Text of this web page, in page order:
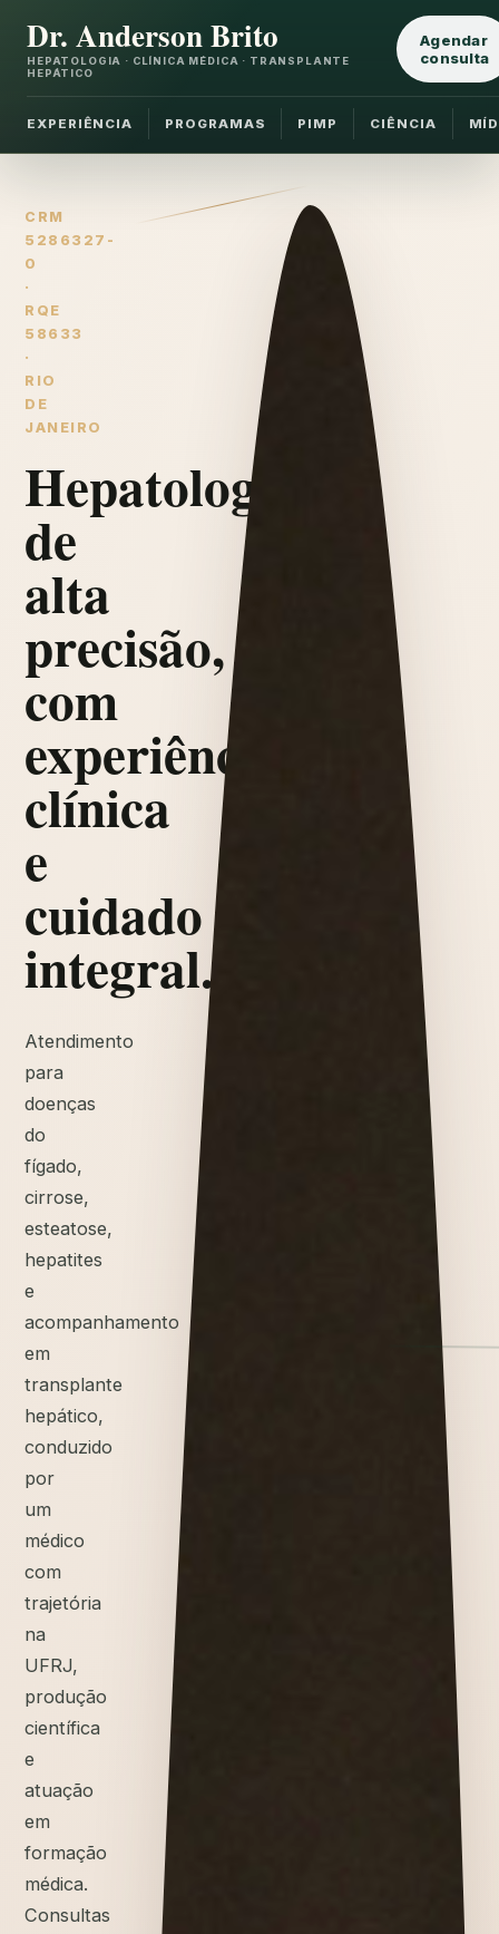
Dr. Anderson Brito
HEPATOLOGIA · CLÍNICA MÉDICA · TRANSPLANTE
HEPÁTICO
EXPERIÊNCIA PROGRAMAS PIMP CIÊNCIA
Agendar
consulta
CRM
5286327-
0
·
RQE
58633
·
RIO
DE
JANEIRO
Hepatologia
de
alta
precisão,
com
experiência
clínica
e
cuidado
integral.
Atendimento
para
doenças
do
fígado,
cirrose,
esteatose,
hepatites
e
acompanhamento
em
transplante
hepático,
conduzido
por
um
médico
com
trajetória
na
UFRJ,
produção
científica
e
atuação
em
formação
médica.
Consultas